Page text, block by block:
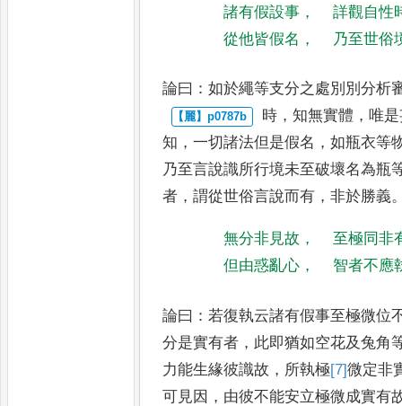
諸有假設事 ，
詳觀自性
從他皆假名 ， 乃至世俗
論曰 ：如於繩等支分之處別別分析
時 ，知無實體 ，唯
知 ，一切諸法但是假名 ，如瓶衣等
乃至言說識所行境未至破壞名為瓶
者 ，謂從世俗言說而有 ，非於勝義
無分非見故 ，
至極同非
但由惑亂心 ， 智者不應
論曰 ：若復執云諸有假事至極微位
分是實有者 ， 此即猶如空花及兔角
力能生緣彼識故 ， 所執極[7]微定非
可見因 ， 由彼不能安立極微成實有